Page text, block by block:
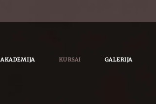
AKADEMIJA KURSAI GALERIJA